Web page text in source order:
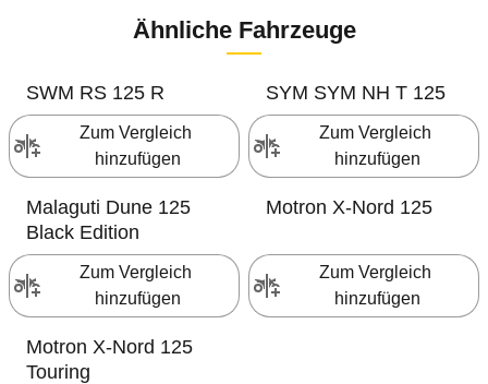
Ähnliche Fahrzeuge
SWM RS 125 R
Zum Vergleich
hinzufügen
SYM SYM NH T 125
Zum Vergleich
hinzufügen
Malaguti Dune 125
Black Edition
Zum Vergleich
hinzufügen
Motron X-Nord 125
Zum Vergleich
hinzufügen
Motron X-Nord 125
Touring